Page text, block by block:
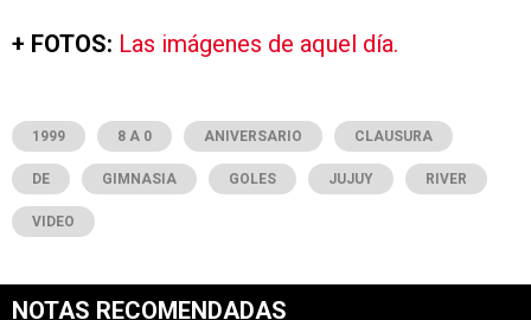
+ FOTOS: Las imágenes de aquel día.
1999 8 A 0 ANIVERSARIO CLAUSURA
DE GIMNASIA GOLES JUJUY RIVER
VIDEO
NOTAS RECOMENDADAS